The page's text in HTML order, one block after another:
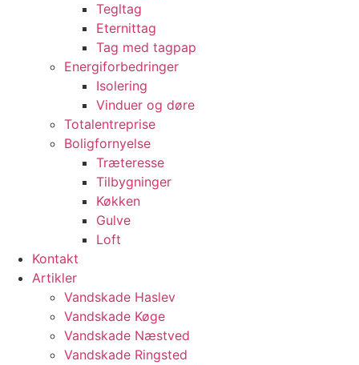
Tegltag
Eternittag
Tag med tagpap
Energiforbedringer
Isolering
Vinduer og døre
Totalentreprise
Boligfornyelse
Træteresse
Tilbygninger
Køkken
Gulve
Loft
Kontakt
Artikler
Vandskade Haslev
Vandskade Køge
Vandskade Næstved
Vandskade Ringsted